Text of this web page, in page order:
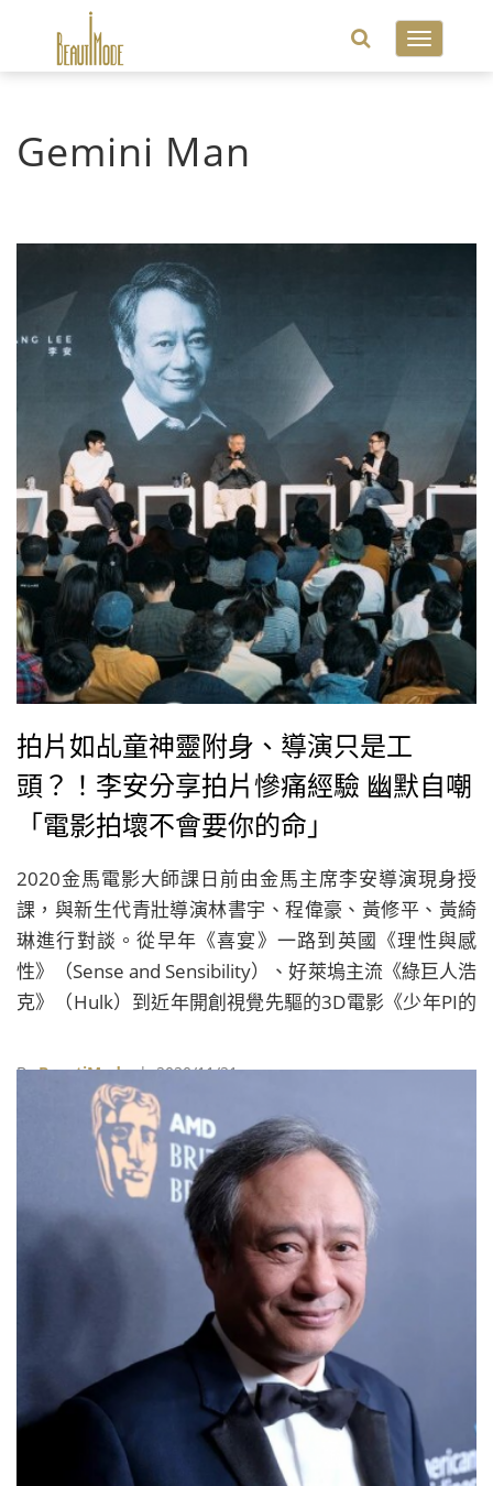
Toggle
Gemini Man
拍片如乩童神靈附身、導演只是工
頭？！李安分享拍片慘痛經驗 幽默自嘲
「電影拍壞不會要你的命」
2020金馬電影大師課日前由金馬主席李安導演現身授
課，與新生代青壯導演林書宇、程偉豪、黃修平、黃綺
琳進行對談。從早年《喜宴》一路到英國《理性與感
性》（Sense and Sensibility）、好萊塢主流《綠巨人浩
克》（Hulk）到近年開創視覺先驅的3D電影《少年PI的
Man），李安導演分享電影創作的各種經歷，豐富對談
激勵現場電影後進們，短短兩小時笑聲不斷。
ByBeautiMode| 2020/11/21